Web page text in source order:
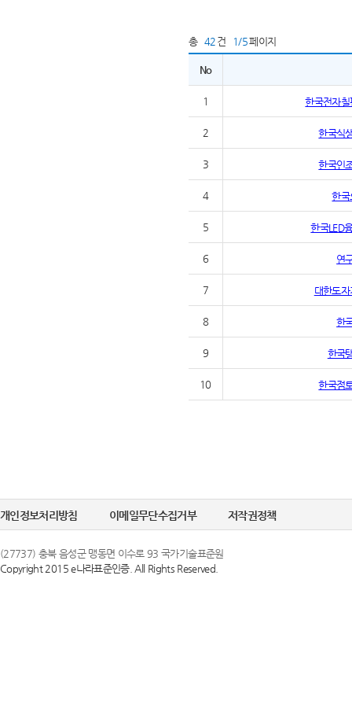
총 42 건 1/5페이지
No
1 한국전자
2 한국식
3 한국인
4 한국
5 한국LED
6 연
7 대한도
8 한
9 한국
10 한국점
개인정보처리방침 이메일무단수집거부 저작권정책
(27737) 충북 음성군 맹동면 이수로 93 국가기술표준원
Copyright 2015 e나라표준인증. All Rights Reserved.